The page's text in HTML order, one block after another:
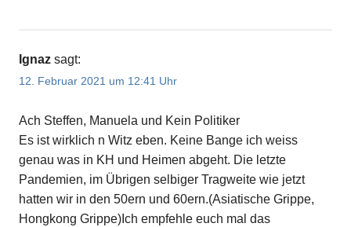
Ignaz sagt:
12. Februar 2021 um 12:41 Uhr
Ach Steffen, Manuela und Kein Politiker
Es ist wirklich n Witz eben. Keine Bange ich weiss
genau was in KH und Heimen abgeht. Die letzte
Pandemien, im Übrigen selbiger Tragweite wie jetzt
hatten wir in den 50ern und 60ern.(Asiatische Grippe,
Hongkong Grippe)Ich empfehle euch mal das